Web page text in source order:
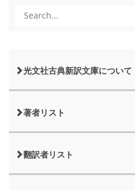
光文社古典新訳文庫について
著者リスト
翻訳者リスト